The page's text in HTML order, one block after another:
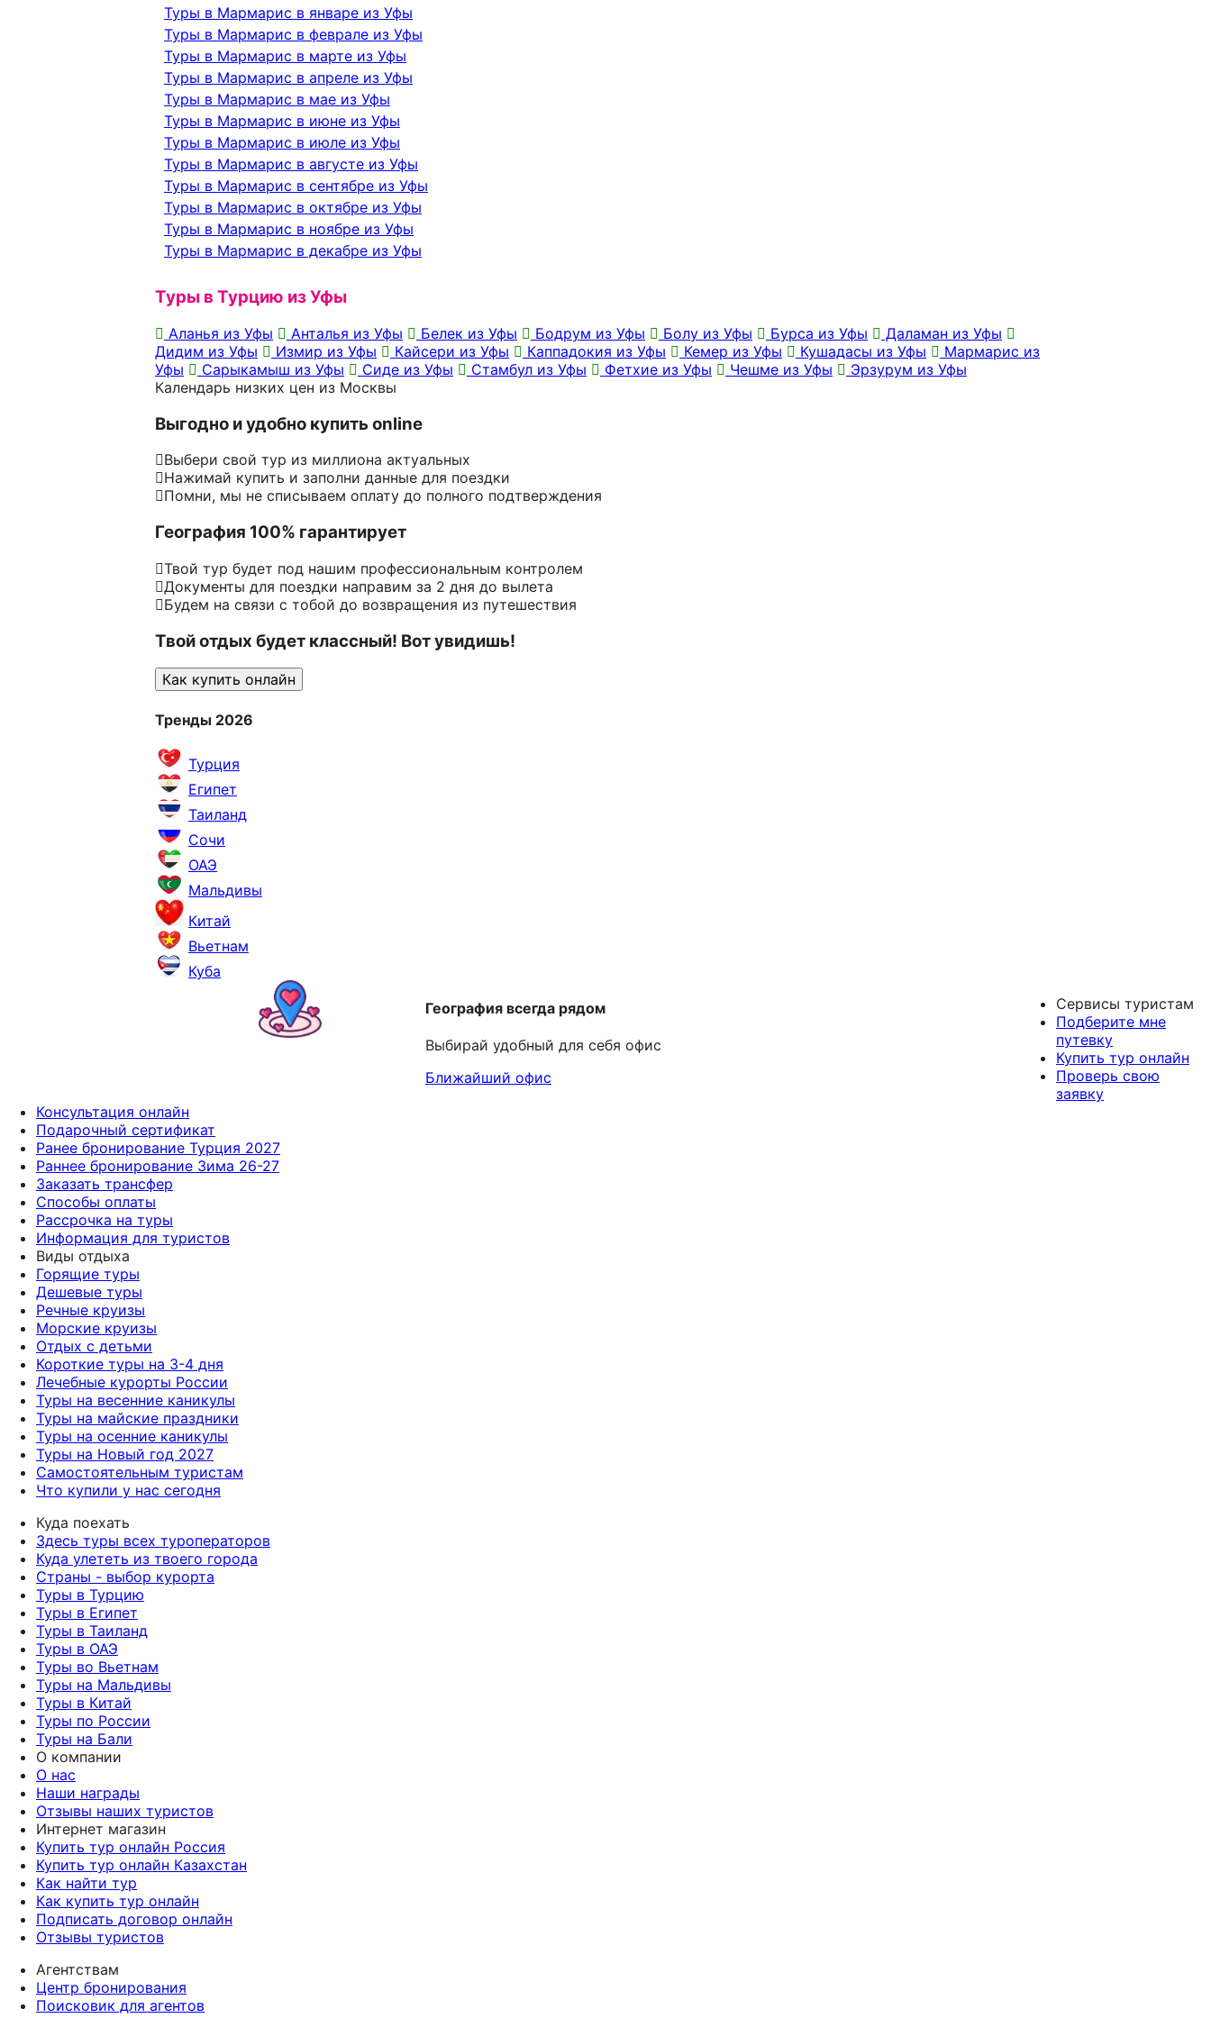
Туры в Мармарис в январе из Уфы
Туры в Мармарис в феврале из Уфы
Туры в Мармарис в марте из Уфы
Туры в Мармарис в апреле из Уфы
Туры в Мармарис в мае из Уфы
Туры в Мармарис в июне из Уфы
Туры в Мармарис в июле из Уфы
Туры в Мармарис в августе из Уфы
Туры в Мармарис в сентябре из Уфы
Туры в Мармарис в октябре из Уфы
Туры в Мармарис в ноябре из Уфы
Туры в Мармарис в декабре из Уфы
Туры в Турцию из Уфы
Аланья из Уфы Анталья из Уфы Белек из Уфы Бодрум из Уфы Болу из Уфы Бурса из Уфы
Даламан из Уфы
Дидим из Уфы
Измир из Уфы Кайсери из Уфы Каппадокия из Уфы Кемер из Уфы Кушадасы из Уфы
Мармарис из
Уфы
Сарыкамыш из Уфы Сиде из Уфы Стамбул из Уфы Фетхие из Уфы Чешме из Уфы
Эрзурум из Уфы
Календарь низких цен из Москвы
Выгодно и удобно купить online
Выбери свой тур из миллиона актуальных
Нажимай купить и заполни данные для поездки
Помни, мы не списываем оплату до полного подтверждения
География 100% гарантирует
Твой тур будет под нашим профессиональным контролем
Документы для поездки направим за 2 дня до вылета
Будем на связи с тобой до возвращения из путешествия
Твой отдых будет классный! Вот увидишь!
Как купить онлайн
Тренды 2026
Турция
Египет
Таиланд
Сочи
ОАЭ
Мальдивы
Китай
Вьетнам
Куба
География всегда рядом
Выбирай удобный для себя офис
Ближайший офис
Сервисы туристам
Подберите мне
путевку
Купить тур онлайн
Проверь свою
заявку
Консультация онлайн
Подарочный сертификат
Ранее бронирование Турция 2027
Раннее бронирование Зима 26-27
Заказать трансфер
Способы оплаты
Рассрочка на туры
Информация для туристов
Виды отдыха
Горящие туры
Дешевые туры
Речные круизы
Морские круизы
Отдых с детьми
Короткие туры на 3-4 дня
Лечебные курорты России
Туры на весенние каникулы
Туры на майские праздники
Туры на осенние каникулы
Туры на Новый год 2027
Самостоятельным туристам
Что купили у нас сегодня
Куда поехать
Здесь туры всех туроператоров
Куда улететь из твоего города
Страны - выбор курорта
Туры в Турцию
Туры в Египет
Туры в Таиланд
Туры в ОАЭ
Туры во Вьетнам
Туры на Мальдивы
Туры в Китай
Туры по России
Туры на Бали
О компании
О нас
Наши награды
Отзывы наших туристов
Интернет магазин
Купить тур онлайн Россия
Купить тур онлайн Казахстан
Как найти тур
Как купить тур онлайн
Подписать договор онлайн
Отзывы туристов
Агентствам
Центр бронирования
Поисковик для агентов